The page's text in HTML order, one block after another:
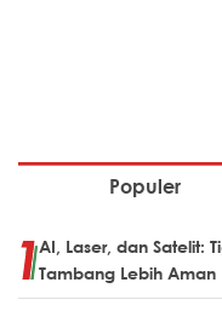
Populer
AI, Laser, dan Satelit:
Tambang Lebih Aman